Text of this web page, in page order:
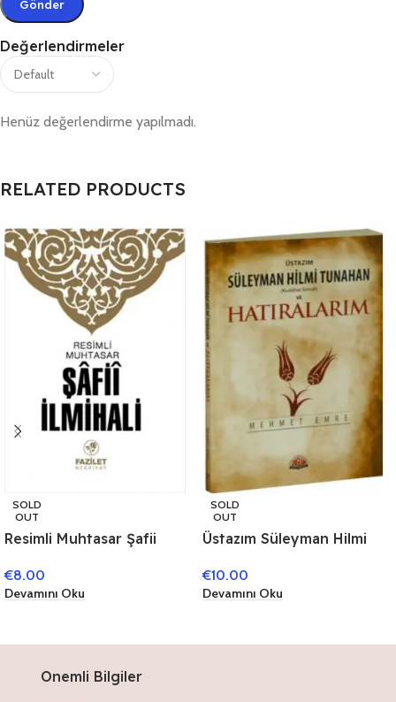
Değerlendirmeler
Henüz değerlendirme yapılmadı.
RELATED PRODUCTS
SOLD
OUT
Resimli Muhtasar Şafii
€8.00
Devamını Oku
SOLD
OUT
Üstazım Süleyman Hilmi
ve Hatıralarım
€10.00
Devamını Oku
Onemli Bilgiler